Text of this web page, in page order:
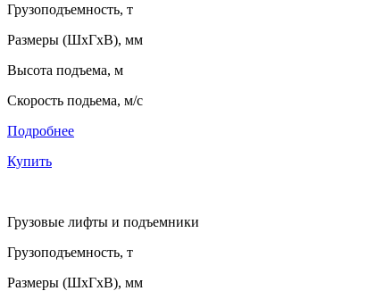
Грузоподъемность, т
Размеры (ШхГхВ), мм
Высота подъема, м
Скорость подьема, м/с
Подробнее
Купить
Грузовые лифты и подъемники
Грузоподъемность, т
Размеры (ШхГхВ), мм